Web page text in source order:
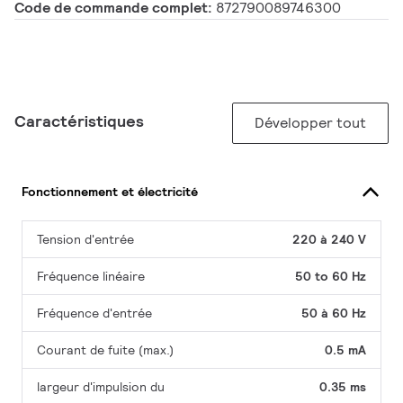
Code de commande complet: 872790089746300
Caractéristiques Développer tout
Fonctionnement et électricité
Tension d'entrée 220 à 240 V
Fréquence linéaire 50 to 60 Hz
Fréquence d'entrée 50 à 60 Hz
Courant de fuite (max.) 0.5 mA
largeur d'impulsion du
0.35 ms